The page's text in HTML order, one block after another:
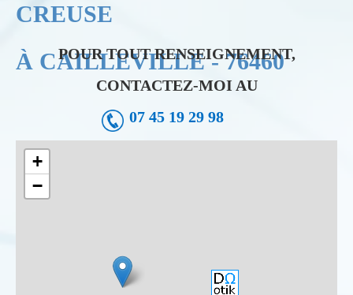
CREUSE
À CAILLEVILLE - 76460
POUR TOUT RENSEIGNEMENT,
CONTACTEZ-MOI AU
07 45 19 29 98
+
−